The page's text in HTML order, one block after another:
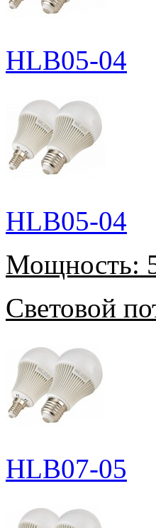
HLB05-04
HLB05-04
Мощность:
Световой
HLB07-05